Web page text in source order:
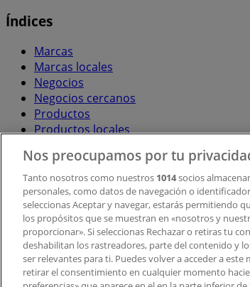
Índices
Marcas
Marcas locales
Negocios
Negocios cercanos
Productos
Productos locales
Descargar la APP Tiendeo
Copyright © Tiendeo ® 2026 · Shopfully
Nos preocupamos por tu
Tanto nosotros como nuestros 1014socios
personales, como datos de navegación o
seleccionas Aceptar y navegar, estarás permitiendo
los propósitos que se muestran en «nosotros y
proporcionar». Si seleccionas Rechazar o retiras tu
deshabilitan los rastreadores, parte del contenido y
ser relevantes para ti. Puedes volver a acceder a
retirar el consentimiento en cualquier momento